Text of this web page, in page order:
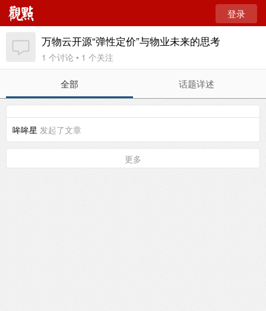
登录
万物云开源“弹性定价”与物业未来的思考
1 个讨论 • 1 个关注
全部 话题详述
哞哞星 发起了文章
更多